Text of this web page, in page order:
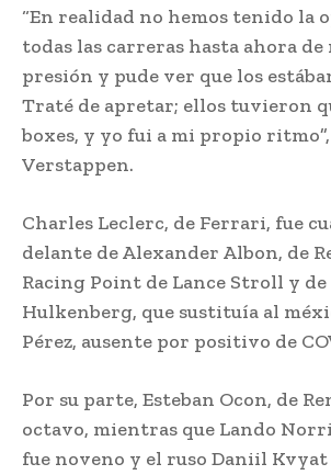
“En realidad no hemos tenido la
todas las carreras hasta ahora
presión y pude ver que los
Traté de apretar; ellos tuvieron
boxes, y yo fui a mi propio
Verstappen.
Charles Leclerc, de Ferrari, fue
delante de Alexander Albon, de
Racing Point de Lance Stroll y de
Hulkenberg, que sustituía al
Pérez, ausente por positivo de
Por su parte, Esteban Ocon, de
octavo, mientras que Lando
fue noveno y el ruso Daniil Kvyat